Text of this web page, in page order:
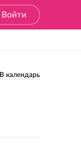
Войти
В календарь